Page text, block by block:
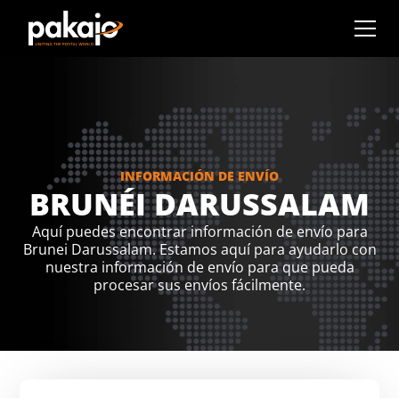
INFORMACIÓN DE ENVÍO
BRUNÉI DARUSSALAM
Aquí puedes encontrar información de envío para
Brunei Darussalam. Estamos aquí para ayudarlo con
nuestra información de envío para que pueda
procesar sus envíos fácilmente.